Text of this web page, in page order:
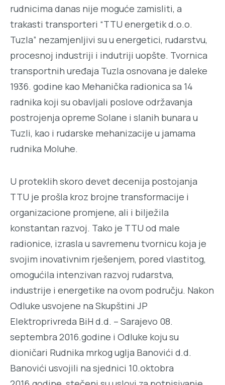
rudnicima danas nije moguće zamisliti, a
trakasti transporteri “TTU energetik d.o.o.
Tuzla” nezamjenljivi su u energetici, rudarstvu,
procesnoj industriji i indutriji uopšte. Tvornica
transportnih uređaja Tuzla osnovana je daleke
1936. godine kao Mehanička radionica sa 14
radnika koji su obavljali poslove održavanja
postrojenja opreme Solane i slanih bunara u
Tuzli, kao i rudarske mehanizacije u jamama
rudnika Moluhe.
U proteklih skoro devet decenija postojanja
TTU je prošla kroz brojne transformacije i
organizacione promjene, ali i bilježila
konstantan razvoj. Tako je TTU od male
radionice, izrasla u savremenu tvornicu koja je
svojim inovativnim rješenjem, pored vlastitog,
omogućila intenzivan razvoj rudarstva,
industrije i energetike na ovom području. Nakon
Odluke usvojene na Skupštini JP
Elektroprivreda BiH d.d. – Sarajevo 08.
septembra 2016.godine i Odluke koju su
dioničari Rudnika mrkog uglja Banovići d.d.
Banovići usvojili na sjednici 10.oktobra